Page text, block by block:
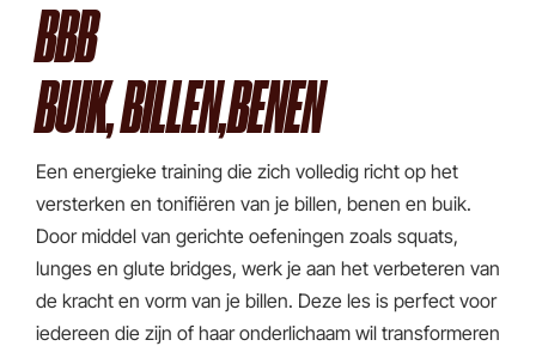
BBB
BUIK, BILLEN,BENEN
Een energieke training die zich volledig richt op het
versterken en tonifiëren van je billen, benen en buik.
Door middel van gerichte oefeningen zoals squats,
lunges en glute bridges, werk je aan het verbeteren van
de kracht en vorm van je billen. Deze les is perfect voor
iedereen die zijn of haar onderlichaam wil transformeren